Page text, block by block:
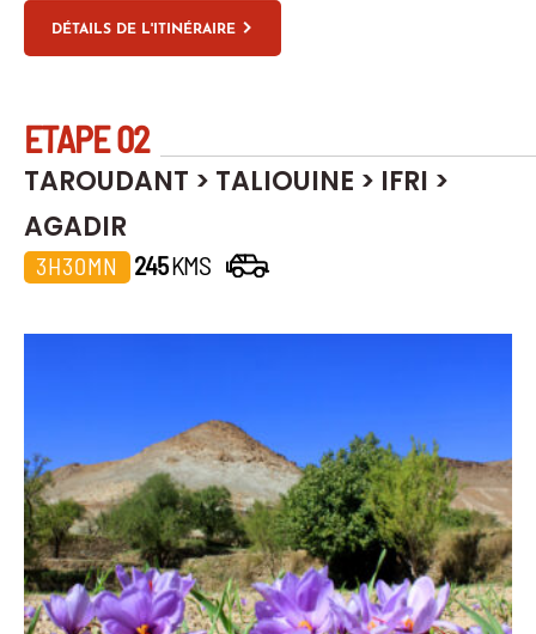
DÉTAILS DE L'ITINÉRAIRE
ETAPE 02
TAROUDANT > TALIOUINE > IFRI >
AGADIR
3H30MN 245KMS